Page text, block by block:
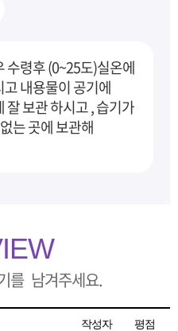
수령후 (0~25도)실온에
내용물이 공기에
잘 보관하시고 , 습기가
는 곳에 보관해
를 남겨주세요.
작성자 평점